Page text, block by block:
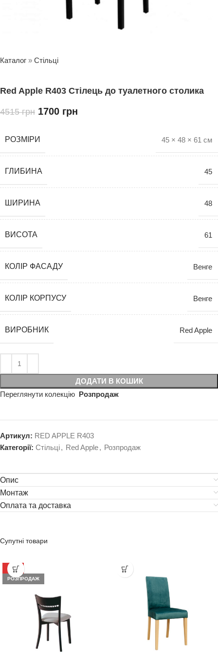
Каталог » Стільці
Red Apple R403 Стілець до туалетного столика
4515грн 1700 грн
РОЗМІРИ 45 × 48 × 61 см
ГЛИБИНА 45
ШИРИНА 48
ВИСОТА 61
КОЛІР ФАСАДУ Венге
КОЛІР КОРПУСУ Венге
ВИРОБНИК Red Apple
ДОДАТИ В КОШИК
Переглянути колекцію Розпродаж
Артикул: RED APPLE R403
Категорії: Стільці, Red Apple, Розпродаж
Опис
Монтаж
Оплата та доставка
Супутні товари
-34%
РОЗПРОДАЖ